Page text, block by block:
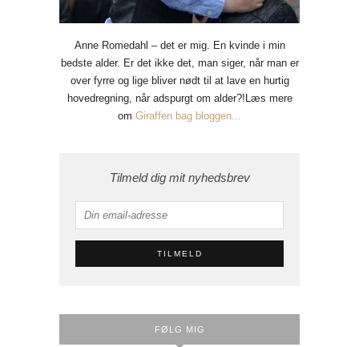
Anne Romedahl – det er mig. En kvinde i min
bedste alder. Er det ikke det, man siger, når man er
over fyrre og lige bliver nødt til at lave en hurtig
hovedregning, når adspurgt om alder?!Læs mere
om Giraffen bag bloggen...
Tilmeld dig mit nyhedsbrev
FØLG MIG